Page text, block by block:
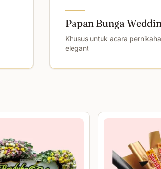
Papan Bunga
Khusus untuk acara
elegant